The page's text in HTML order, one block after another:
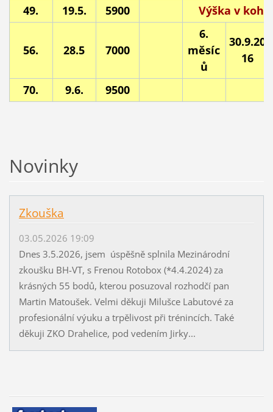
49.
19.5. 5900 Výška v
56. 28.5 7000
6.
měsíc
ů
30.9.20
16
70. 9.6. 9500
Novinky
Zkouška
03.05.2026 19:09
Dnes 3.5.2026, jsem úspěšně splnila Mezinárodní
zkoušku BH-VT, s Frenou Rotobox (*4.4.2024) za
krásných 55 bodů, kterou posuzoval rozhodčí pan
Martin Matoušek. Velmi děkuji Milušce Labutové za
profesionální výuku a trpělivost při trénincích. Také
děkuji ZKO Drahelice, pod vedením Jirky...